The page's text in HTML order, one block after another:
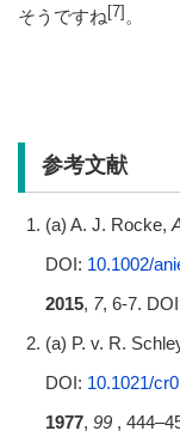
そうですね[7] 。
参考文献
(a) A. J. Rocke,
DOI: 10.1002/
2015, 7, 6-7.
(a) P. v. R.
DOI: 10.1021/
1977, 99,